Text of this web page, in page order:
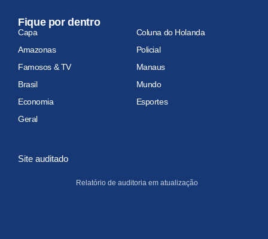
Fique por dentro
Capa
Coluna do Holanda
Amazonas
Policial
Famosos & TV
Manaus
Brasil
Mundo
Economia
Esportes
Geral
Site auditado
Relatório de auditoria em atualização